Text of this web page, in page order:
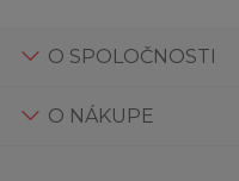
O SPOLOČNOSTI
O NÁKUPE